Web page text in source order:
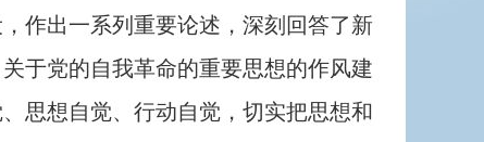
作出一系列重要论述，深刻回答了新
于党的自我革命的重要思想的作风建
思想自觉、行动自觉，切实把思想和